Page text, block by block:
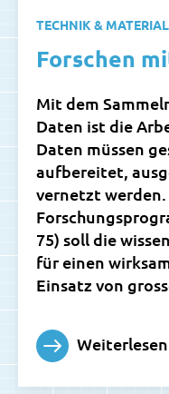
TECHNIK &
Forschen
Mit dem
Daten ist die
Daten müssen
aufbereitet,
vernetzt
75) soll die
für einen
Einsatz von